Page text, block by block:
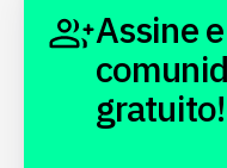
Assine
gratuito!